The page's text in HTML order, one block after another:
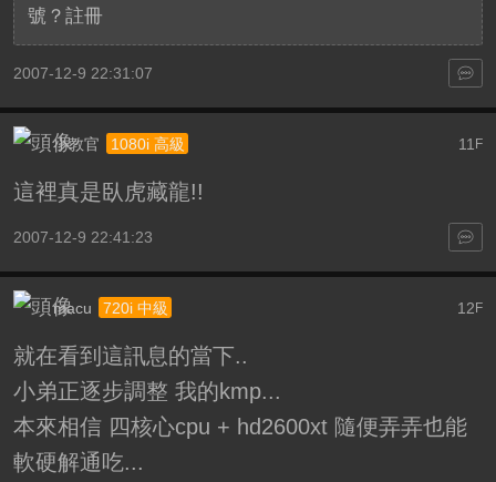
號？ 註冊
2007-12-9 22:31:07
11 F
小教官 1080i 高級
這裡真是臥虎藏龍!!
2007-12-9 22:41:23
12F
macu 720i 中級
就在看到這訊息的當下..
小弟正逐步調整 我的kmp...
本來相信 四核心cpu + hd2600xt 隨便弄弄也能
軟硬解通吃...